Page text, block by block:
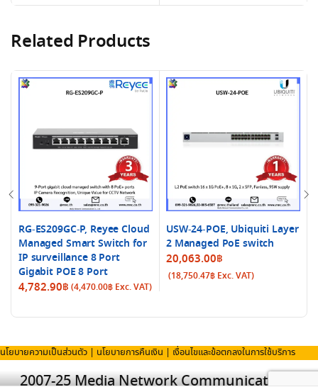
Related Products
RG-ES209GC-P, Reyee Cloud
Managed Smart Switch for
IP surveillance 8 Port
Gigabit POE 8 Port
4,782.90฿ (4,470.00฿ Exc. VAT)
USW-24-POE, Ubiquiti Layer
2 Managed PoE switch
20,063.00฿
(18,750.47฿ Exc. VAT)
นโยบายความเป็นส่วนตัว นโยบายการคืนเงิน เงื่อนไขและข้อตกลงในการใช้บริการ
2007-25 Media Network Communication Co.,